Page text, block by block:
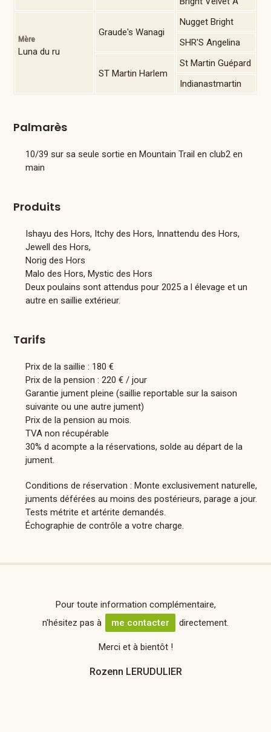
Mère
Luna du ru
Graude's Wanagi
Nugget Bright
SHR'S Angelina
ST Martin Harlem
St Martin Guépard
Indianastmartin
Palmarès
10/39 sur sa seule sortie en Mountain Trail en club2 en
main
Produits
Ishayu des Hors, Itchy des Hors, Innattendu des Hors,
Jewell des Hors,
Norig des Hors
Malo des Hors, Mystic des Hors
Deux poulains sont attendus pour 2025 a l élevage et un
autre en saillie extérieur.
Tarifs
Prix de la saillie : 180 €
Prix de la pension :220 € / jour
Garantie jument pleine (saillie reportable sur la saison
suivante ou une autre jument)
Prix de la pension au mois.
TVA non récupérable
30% d acompte a la réservations, solde au départ de la
jument.
Conditions de réservation : Monte exclusivement naturelle,
juments déférées au moins des postérieurs, parage a jour.
Tests métrite et artérite demandés.
Échographie de contrôle a votre charge.
Pour toute information complémentaire,
n'hésitez pas à
me contacter directement.
Merci et à bientôt !
Rozenn LERUDULIER